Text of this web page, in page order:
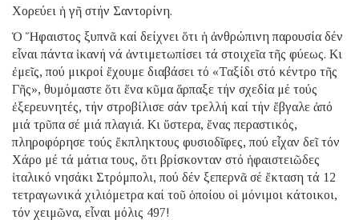
Χορεύει ἡ γῆ στήν Σαντορίνη.
Ὁ Ἥφαιστος ξυπνᾶ καί δείχνει ὅτι ἡ ἀνθρώπινη παρουσία δέν
εἶναι πάντα ἱκανή νά ἀντιμετωπίσει τά στοιχεῖα τῆς φύεως. Κι
ἐμεῖς, πού μικροί ἔχουμε διαβάσει τό «Ταξίδι στό κέντρο τῆς
Γῆς», θυμόμαστε ὅτι ἕνα κῦμα ἅρπαξε τήν σχεδία μέ τούς
ἐξερευνητές, τήν στροβίλισε σάν τρελλή καί τήν ἔβγαλε ἀπό
μιά τρῦπα σέ μιά πλαγιά. Κι ὕστερα, ἔνας περαστικός,
πληροφόρησε τούς ἔκπληκτους φυσιοδῖφες, πού εἶχαν δεῖ τόν
Χάρο μέ τά μάτια τους, ὅτι βρίσκονταν στό ἡφαιστειῶδες
ἰταλικό νησάκι Στρόμπολι, πού δέν ξεπερνᾶ σέ ἔκταση τά 12
τετραγωνικά χιλιόμετρα καί τοῦ ὁποίου οἱ μόνιμοι κάτοικοι,
τόν χειμῶνα, εἶναι μόλις 497!